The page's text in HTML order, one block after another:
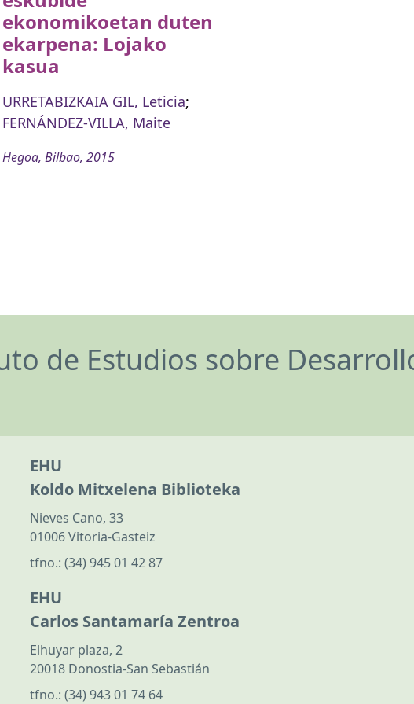
ekonomikoetan duten
ekarpena: Lojako
kasua
URRETABIZKAIA GIL, Leticia;
FERNÁNDEZ-VILLA, Maite
Hegoa, Bilbao, 2015
de Estudios sobre
EHU
Koldo Mitxelena Biblioteka
Nieves Cano, 33
01006 Vitoria-Gasteiz
tfno.: (34) 945 01 42 87
EHU
Carlos Santamaría Zentroa
Elhuyar plaza, 2
20018 Donostia-San Sebastián
tfno.: (34) 943 01 74 64